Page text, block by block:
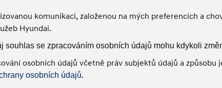
komunikaci, založenou na mých preferencích a
Hyundai.
souhlas se zpracováním osobních údajů mohu kdykoli
osobních údajů včetně práv subjektů údajů a způsobu
osobních údajů.